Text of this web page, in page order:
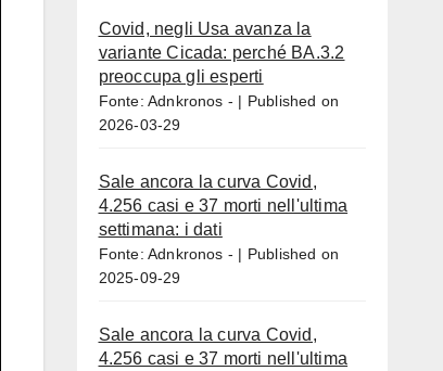
Covid, negli Usa avanza la
variante Cicada: perché BA.3.2
preoccupa gli esperti
Fonte: Adnkronos -
Published on
2026-03-29
Sale ancora la curva Covid,
4.256 casi e 37 morti nell'ultima
settimana: i dati
Fonte: Adnkronos -
Published on
2025-09-29
Sale ancora la curva Covid,
4.256 casi e 37 morti nell'ultima